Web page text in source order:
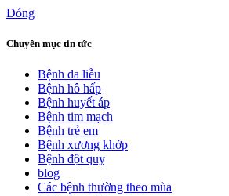
Đóng
Chuyên mục tin tức
Bệnh da liễu
Bệnh hô hấp
Bệnh huyết áp
Bệnh tim mạch
Bệnh trẻ em
Bệnh xương khớp
Bệnh đột quỵ
blog
Các bệnh thường theo mùa